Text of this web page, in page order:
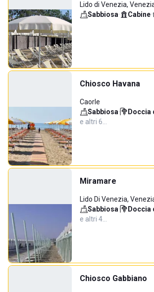
Lido di Venezia,
Sabbiosa· Cabine·
Chiosco Havana
Caorle
Sabbiosa· Doccia
e altri 6…
Miramare
Lido Di Venezia,
Sabbiosa· Doccia
e altri 4…
Chiosco Gabbiano